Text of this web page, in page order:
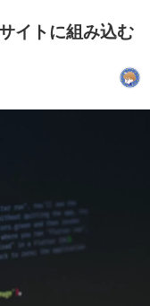
イトに組み込む